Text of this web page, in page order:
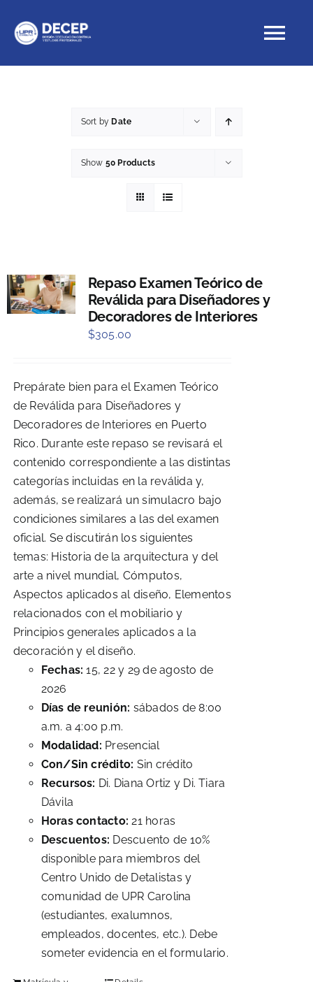
content
Sort by Date
Show 50 Products
Repaso Examen Teórico de
Reválida para Diseñadores y
Decoradores de Interiores
$305.00
Prepárate bien para el Examen Teórico
de Reválida para Diseñadores y
Decoradores de Interiores en Puerto
Rico. Durante este repaso se revisará el
contenido correspondiente a las distintas
categorías incluidas en la reválida y,
además, se realizará un simulacro bajo
condiciones similares a las del examen
oficial. Se discutirán los siguientes
temas: Historia de la arquitectura y del
arte a nivel mundial, Cómputos,
Aspectos aplicados al diseño, Elementos
relacionados con el mobiliario y
Principios generales aplicados a la
decoración y el diseño.
Fechas:15, 22 y 29 de agosto de
2026
Días de reunión: sábados de 8:00
a.m. a 4:00 p.m.
Modalidad: Presencial
Con/Sin crédito: Sin crédito
Recursos: Di. Diana Ortiz y Di. Tiara
Dávila
Horas contacto: 21 horas
Descuentos: Descuento de 10%
disponible para miembros del
Centro Unido de Detalistas y
comunidad de UPR Carolina
(estudiantes, exalumnos,
empleados, docentes, etc.). Debe
someter evidencia en el formulario.